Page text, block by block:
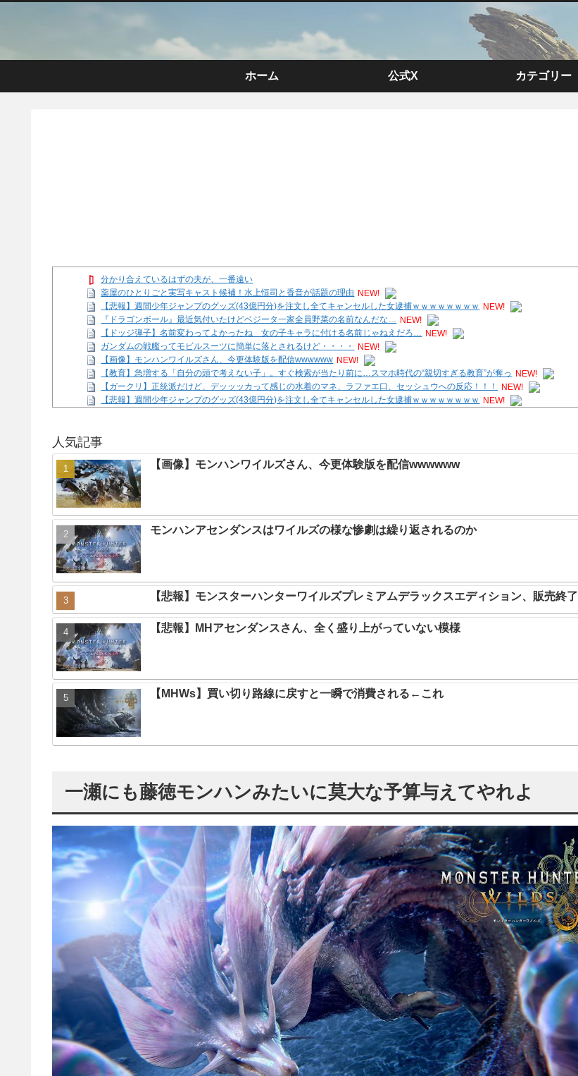
ホーム 公式X カテゴリー
分かり合えているはずの夫が、一番遠い
薬屋のひとりごと実写キャスト候補！水上恒司と香音が話題の理由 NEW!
【悲報】週間少年ジャンプのグッズ(43億円分)を注文し全てキャンセルした女逮捕ｗｗｗｗｗｗｗｗ NEW!
『ドラゴンボール』最近気付いたけどベジータ一家全員野菜の名前なんだな… NEW!
【ドッジ弾子】名前変わってよかったね 女の子キャラに付ける名前じゃねえだろ… NEW!
ガンダムの戦艦ってモビルスーツに簡単に落とされるけど・・・・
NEW!
【画像】モンハンワイルズさん、今更体験版を配信wwwwww NEW!
【教育】急増する「自分の頭で考えない子」。すぐ検索が当たり前に…スマホ時代の“親切すぎる教育”が奪っ NEW!
【ガークリ】正統派だけど、デッッッカって感じの水着のマネ、ラファエ口、セッシュウへの反応！！！
NEW!
【悲報】週間少年ジャンプのグッズ(43億円分)を注文し全てキャンセルした女逮捕ｗｗｗｗｗｗｗｗ NEW!
Powered by livedoor 相互RSS
人気記事
【画像】モンハンワイルズさん、今更体験版を配信wwwwww
モンハンアセンダンスはワイルズの様な惨劇は繰り返されるのか
【悲報】モンスターハンターワイルズプレミアムデラックスエディション、販売終了
【悲報】MHアセンダンスさん、全く盛り上がっていない模様
【MHWs】買い切り路線に戻すと一瞬で消費される←これ
一瀬にも藤徳モンハンみたいに莫大な予算与えてやれよ